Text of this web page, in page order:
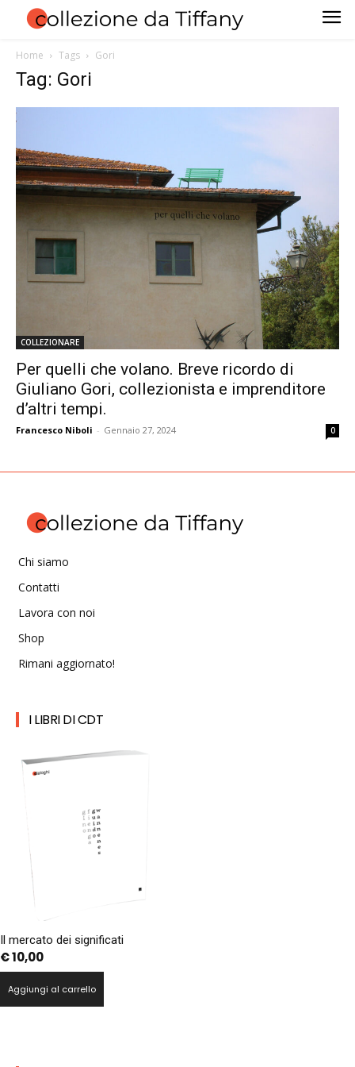
Home Tags Gori
Tag: Gori
COLLEZIONARE
Per quelli che volano. Breve ricordo di
Giuliano Gori, collezionista e imprenditore
d’altri tempi.
Francesco Niboli - Gennaio 27, 2024 0
Chi siamo
Contatti
Lavora con noi
Shop
Rimani aggiornato!
I LIBRI DI CDT
Il mercato dei significati
€10,00
Aggiungi al carrello